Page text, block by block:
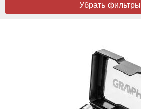
Убрать фильтры